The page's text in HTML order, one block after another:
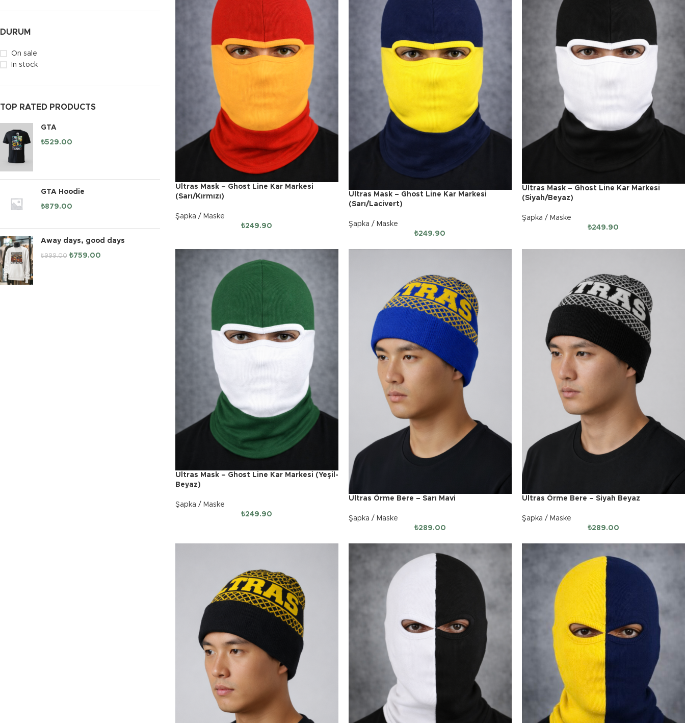
DURUM
On sale
In stock
TOP RATED PRODUCTS
GTA
₺529.00
GTA Hoodie
₺879.00
Away days, good days
₺999.00 ₺759.00
Ultras Mask – Ghost Line Kar Markesi
(Sarı/Kırmızı)
Şapka / Maske
₺249.90
Ultras Mask – Ghost Line Kar Markesi
(Sarı/Lacivert)
Şapka / Maske
₺249.90
Ultras Mask – Ghost Line Kar Markesi
(Siyah/Beyaz)
Şapka / Maske
₺249.90
Ultras Mask – Ghost Line Kar Markesi (Yeşil-
Beyaz)
Şapka / Maske
₺249.90
Ultras Örme Bere – Sarı Mavi
Şapka / Maske
₺289.00
Ultras Örme Bere – Siyah Beyaz
Şapka / Maske
₺289.00